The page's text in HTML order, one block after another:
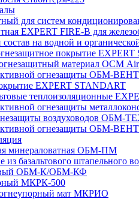
для систем
EXPERT FIRE-B для
на водной и
покрытие
материал ОСМ Air
огнезащиты ОБМ-
EXPERT STANDART
теплоизоляционные
огнезащиты
воздуховодов ОБМ-
огнезащиты ОБМ-ВЕНТ
минераловатная ОБМ-ПМ
базальтового штапельного
ОБМ-К/ОБМ-КФ
МКРК-500
мат МКРИО